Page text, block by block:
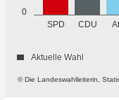
0
SPD CDU
© Die Landeswahlleiterin,
Aktuelle Wahl